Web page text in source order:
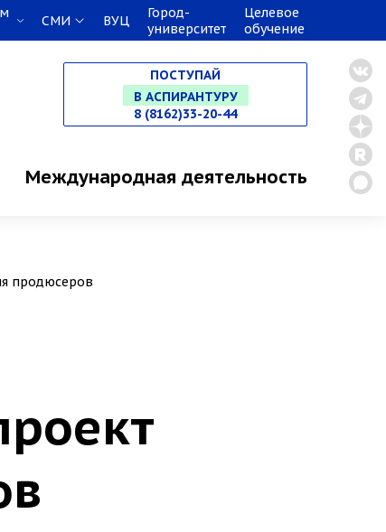
СМИ ВУЦ
Город-
университет
Целевое
обучение
ПОСТУПАЙ
НА СПЕЦИАЛИТЕТ
В МАГИСТРАТУРУ
8 (8162)33-20-44
Международная деятельность
продюсеров